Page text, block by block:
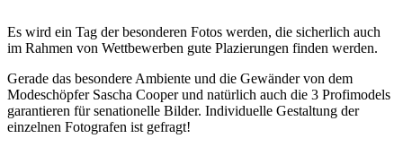
Es wird ein Tag der besonderen Fotos werden, die sicherlich auch
im Rahmen von Wettbewerben gute Plazierungen finden werden.
Gerade das besondere Ambiente und die Gewänder von dem
Modeschöpfer Sascha Cooper und natürlich auch die 3 Profimodels
garantieren für senationelle Bilder. Individuelle Gestaltung der
einzelnen Fotografen ist gefragt!